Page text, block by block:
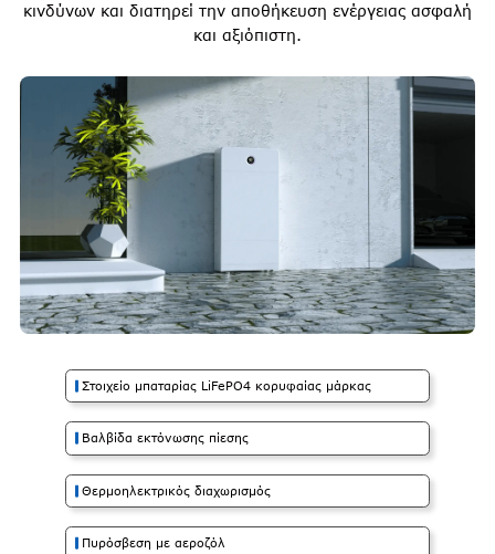
κινδύνων και διατηρεί την αποθήκευση ενέργειας ασφαλή
και αξιόπιστη.
Στοιχείο μπαταρίας LiFePO4 κορυφαίας μάρκας
Βαλβίδα εκτόνωσης πίεσης
Θερμοηλεκτρικός διαχωρισμός
Πυρόσβεση με αεροζόλ